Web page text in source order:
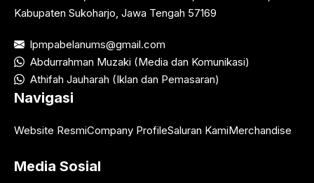
Kabupaten Sukoharjo, Jawa Tengah 57169
lpmpabelanums@gmail.com
Abdurrahman Muzaki (Media dan Komunikasi)
Athifah Jauharah (Iklan dan Pemasaran)
Navigasi
Website ResmiCompany ProfileSaluran KamiMerchandise
Media Sosial